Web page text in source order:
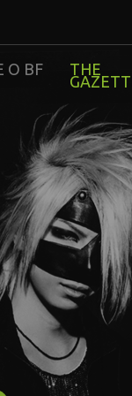
O BF THE